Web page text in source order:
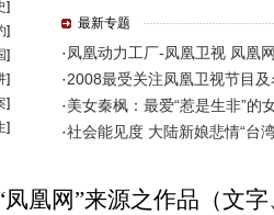
凤凰网”来源之作品（文